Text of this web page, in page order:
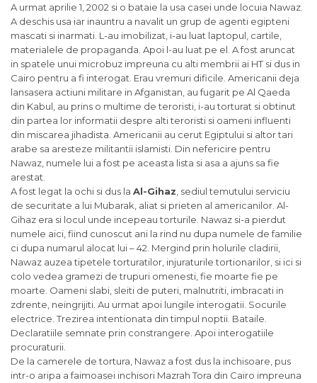
A urmat aprilie 1, 2002 si o bataie la usa casei unde locuia Nawaz.
A deschis usa iar inauntru a navalit un grup de agenti egipteni
mascati si inarmati. L-au imobilizat, i-au luat laptopul, cartile,
materialele de propaganda. Apoi l-au luat pe el. A fost aruncat
in spatele unui microbuz impreuna cu alti membrii ai HT si dus in
Cairo pentru a fi interogat. Erau vremuri dificile. Americanii deja
lansasera actiuni militare in Afganistan, au fugarit pe Al Qaeda
din Kabul, au prins o multime de teroristi, i-au torturat si obtinut
din partea lor informatii despre alti teroristi si oameni influenti
din miscarea jihadista. Americanii au cerut Egiptului si altor tari
arabe sa aresteze militantii islamisti. Din nefericire pentru
Nawaz, numele lui a fost pe aceasta lista si asa a ajuns sa fie
arestat.
A fost legat la ochi si dus la Al-Gihaz , sediul temutului serviciu
de securitate a lui Mubarak, aliat si prieten al americanilor. Al-
Gihaz era si locul unde incepeau torturile. Nawaz si-a pierdut
numele aici, fiind cunoscut ani la rind nu dupa numele de familie
ci dupa numarul alocat lui – 42. Mergind prin holurile cladirii,
Nawaz auzea tipetele torturatilor, injuraturile tortionarilor, si ici si
colo vedea gramezi de trupuri omenesti, fie moarte fie pe
moarte. Oameni slabi, sleiti de puteri, malnutriti, imbracati in
zdrente, neingrijiti. Au urmat apoi lungile interogatii. Socurile
electrice. Trezirea intentionata din timpul noptii. Bataile.
Declaratiile semnate prin constrangere. Apoi interogatiile
procuraturii.
De la camerele de tortura, Nawaz a fost dus la inchisoare, pus
intr-o aripa a faimoasei inchisori Mazrah Tora din Cairo impreuna